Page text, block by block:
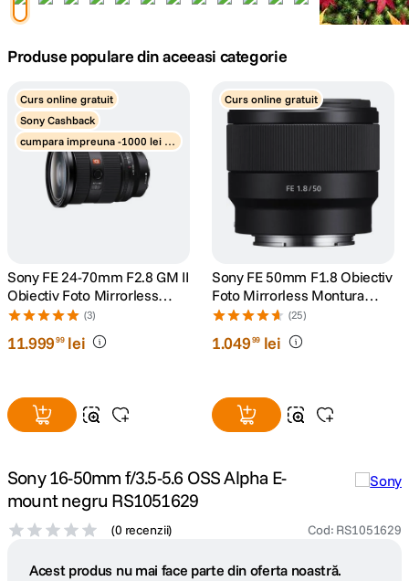
4. peak design
5. canon sx740 hs
6. lavaliera
7. card memorie
9. insta 360
10 . godox
Produse populare din aceeasi categorie
Curs online gratuit
Sony Cashback
cumpara impreuna -1000 lei di
scount obiective
Sony FE 24-70mm F2.8 GM II
Obiectiv Foto Mirrorless
Montura Sony E
(3)
11.99999 lei
Curs online gratuit
Sony FE 50mm F1.8 Obiectiv
Foto Mirrorless Montura
Sony E
(25)
1.04999 lei
Sony 16-50mm f/3.5-5.6 OSS Alpha E-
mount negru RS1051629
(0 recenzii) Cod: RS1051629
Acest produs nu mai face parte din oferta noastră.